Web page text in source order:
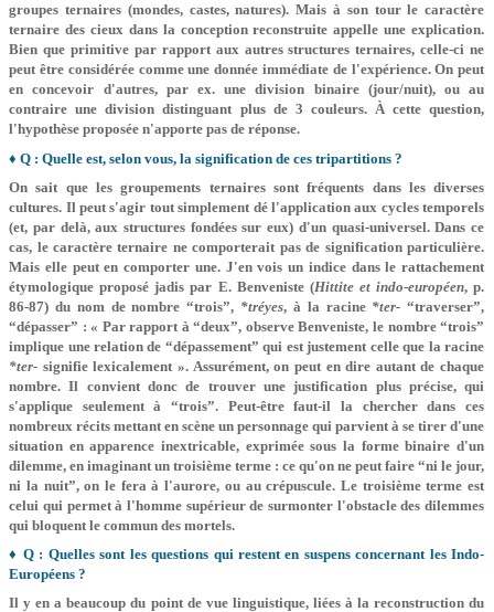
groupes ternaires (mondes, castes, natures). Mais à son tour le caractère
ternaire des cieux dans la conception reconstruite appelle une explication.
Bien que primitive par rapport aux autres structures ternaires, celle-ci ne
peut être considérée comme une donnée immédiate de l'expérience. On peut
en concevoir d'autres, par ex. une division binaire (jour/nuit), ou au
contraire une division distinguant plus de 3 couleurs. À cette question,
l'hypothèse proposée n'apporte pas de réponse.
♦ Q : Quelle est, selon vous, la signification de ces tripartitions ?
On sait que les groupements ternaires sont fréquents dans les diverses
cultures. Il peut s'agir tout simplement dé l'application aux cycles temporels
(et, par delà, aux structures fondées sur eux) d'un quasi-universel. Dans ce
cas, le caractère ternaire ne comporterait pas de signification particulière.
Mais elle peut en comporter une. J'en vois un indice dans le rattachement
étymologique proposé jadis par E. Benveniste (Hittite et indo­-européen, p.
86-87) du nom de nombre “trois”, *tréy­es, à la racine *ter- “traverser”,
“dépasser” : « Par rapport à “deux”, observe Benveniste, le nombre “trois”
implique une relation de “dépassement” qui est justement celle que la racine
*ter- signifie lexicalement ». Assurément, on peut en dire autant de chaque
nombre. Il convient donc de trouver une justification plus précise, qui
s'applique seulement à “trois”. Peut-être faut-il la chercher dans ces
nombreux récits mettant en scène un personnage qui parvient à se tirer d'une
situation en apparence inextricable, exprimée sous la forme binaire d'un
dilemme, en imaginant un troisième terme : ce qu'on ne peut faire “ni le jour,
ni la nuit”, on le fera à l'aurore, ou au crépuscule. Le troisième terme est
celui qui permet à l'homme supérieur de surmonter l'obstacle des dilemmes
qui bloquent le commun des mortels.
♦ Q : Quelles sont les questions qui restent en suspens concernant les Indo-
Européens ?
Il y en a beaucoup du point de vue linguistique, liées à la reconstruction du